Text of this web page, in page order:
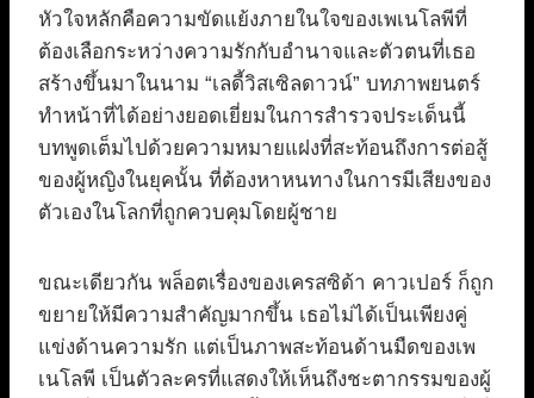
หัวใจหลักคือความขัดแย้งภายในใจของเพเนโลพีที่
ต้องเลือกระหว่างความรักกับอำนาจและตัวตนที่เธอ
สร้างขึ้นมาในนาม “เลดี้วิสเซิลดาวน์” บทภาพยนตร์
ทำหน้าที่ได้อย่างยอดเยี่ยมในการสำรวจประเด็นนี้
บทพูดเต็มไปด้วยความหมายแฝงที่สะท้อนถึงการต่อสู้
ของผู้หญิงในยุคนั้น ที่ต้องหาหนทางในการมีเสียงของ
ตัวเองในโลกที่ถูกควบคุมโดยผู้ชาย
ขณะเดียวกัน พล็อตเรื่องของเครสซิด้า คาวเปอร์ ก็ถูก
ขยายให้มีความสำคัญมากขึ้น เธอไม่ได้เป็นเพียงคู่
แข่งด้านความรัก แต่เป็นภาพสะท้อนด้านมืดของเพ
เนโลพี เป็นตัวละครที่แสดงให้เห็นถึงชะตากรรมของผู้